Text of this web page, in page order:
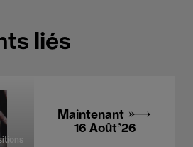
liés
Maintenant →
16 Août'26